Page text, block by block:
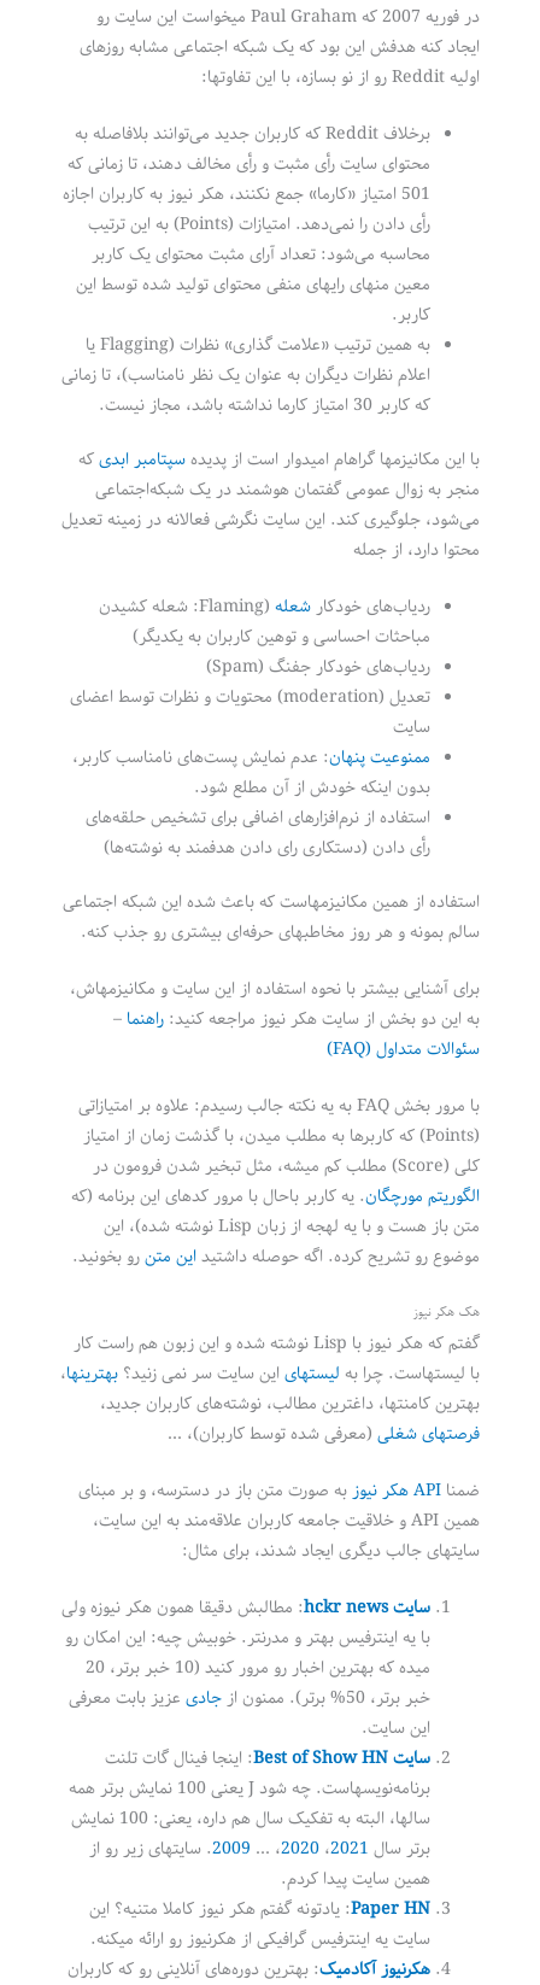
در فوریه 2007 که Paul Graham میخواست این سایت رو
ایجاد کنه هدفش این بود که یک شبکه اجتماعی مشابه روزهای
اولیه Reddit رو از نو بسازه، با این تفاوتها:
برخلاف Reddit که کاربران جدید می‌توانند بلافاصله به
محتوای سایت رأی مثبت و رأی مخالف دهند، تا زمانی که
501 امتیاز «کارما» جمع نکنند، هکر نیوز به کاربران اجازه
رأی دادن را نمی‌دهد. امتیازات (Points) به این ترتیب
محاسبه می‌شود: تعداد آرای مثبت محتوای یک کاربر
معین منهای رایهای منفی محتوای تولید شده توسط این
کاربر.
به همین ترتیب «علامت گذاری» نظرات (Flagging یا
اعلام نظرات دیگران به عنوان یک نظر نامناسب)، تا زمانی
که کاربر 30 امتیاز کارما نداشته باشد، مجاز نیست.
با این مکانیزمها گراهام امیدوار است از پدیدهسپتامبر ابدیکه
منجر به زوال عمومی گفتمان هوشمند در یک شبکه‌اجتماعی
می‌شود، جلوگیری کند. این سایت نگرشی فعالانه در زمینه تعدیل
محتوا دارد، از جمله
ردیاب‌های خودکارشعله
(Flaming: شعله کشیدن
مباحثات احساسی و توهین کاربران به یکدیگر)
ردیاب‌های خودکار جفنگ (Spam)
تعدیل (moderation) محتویات و نظرات توسط اعضای
سایت
ممنوعیت پنهان: عدم نمایش پست‌های نامناسب کاربر،
بدون اینکه خودش از آن مطلع شود.
استفاده از نرم‌افزارهای اضافی برای تشخیص حلقه‌های
رأی دادن (دستکاری رای دادن هدفمند به نوشته‌ها)
استفاده از همین مکانیزمهاست که باعث شده این شبکه اجتماعی
سالم بمونه و هر روز مخاطبهای حرفه‌ای بیشتری رو جذب کنه.
برای آشنایی بیشتر با نحوه استفاده از این سایت و مکانیزمهاش،
به این دو بخش از سایت هکر نیوز مراجعه کنید: راهنما –
سئوالات متداول (FAQ)
با مرور بخش FAQ به یه نکته جالب رسیدم: علاوه بر امتیازاتی
(Points) که کاربرها به مطلب میدن، با گذشت زمان از امتیاز
کلی (Score) مطلب کم میشه، مثل تبخیر شدن فرومون در
الگوریتم مورچگان. یه کاربر باحال با مرور کدهای این برنامه (که
متن باز هست و با یه لهجه از زبان Lisp نوشته شده)، این
موضوع رو تشریح کرده. اگه حوصله داشتیداین متنرو بخونید.
هک هکر نیوز
گفتم که هکر نیوز با Lisp نوشته شده و این زبون هم راست کار
با لیستهاست. چرا به لیستهای این سایت سر نمی زنید؟ بهترینها،
بهترین کامنتها، داغترین مطالب، نوشته‌های کاربران جدید،
فرصتهای شغلی (معرفی شده توسط کاربران)، …
ضمنا API هکر نیوز
به صورت متن باز در دسترسه، و بر مبنای
همین API و خلاقیت جامعه کاربران علاقه‌مند به این سایت،
سایتهای جالب دیگری ایجاد شدند، برای مثال:
سایت hckr news
: مطالبش دقیقا همون هکر نیوزه ولی
با یه اینترفیس بهتر و مدرنتر. خوبیش چیه: این امکان رو
میده که بهترین اخبار رو مرور کنید (10 خبر برتر، 20
خبر برتر، 50% برتر). ممنون از
جادی عزیز بابت معرفی
این سایت.
سایت Best of Show HN
: اینجا فینال گات تلنت
برنامه‌نویسهاست. چه شود J یعنی 100 نمایش برتر همه
سالها، البته به تفکیک سال هم داره، یعنی: 100 نمایش
برتر سال 2021،2020، … 2009. سایتهای زیر رو از
همین سایت پیدا کردم.
Paper HN: یادتونه گفتم هکر نیوز کاملا متنیه؟ این
سایت یه اینترفیس گرافیکی از هکرنیوز رو ارائه میکنه.
هکرنیوز آکادمیک: بهترین دوره‌های آنلاینی رو که کاربران